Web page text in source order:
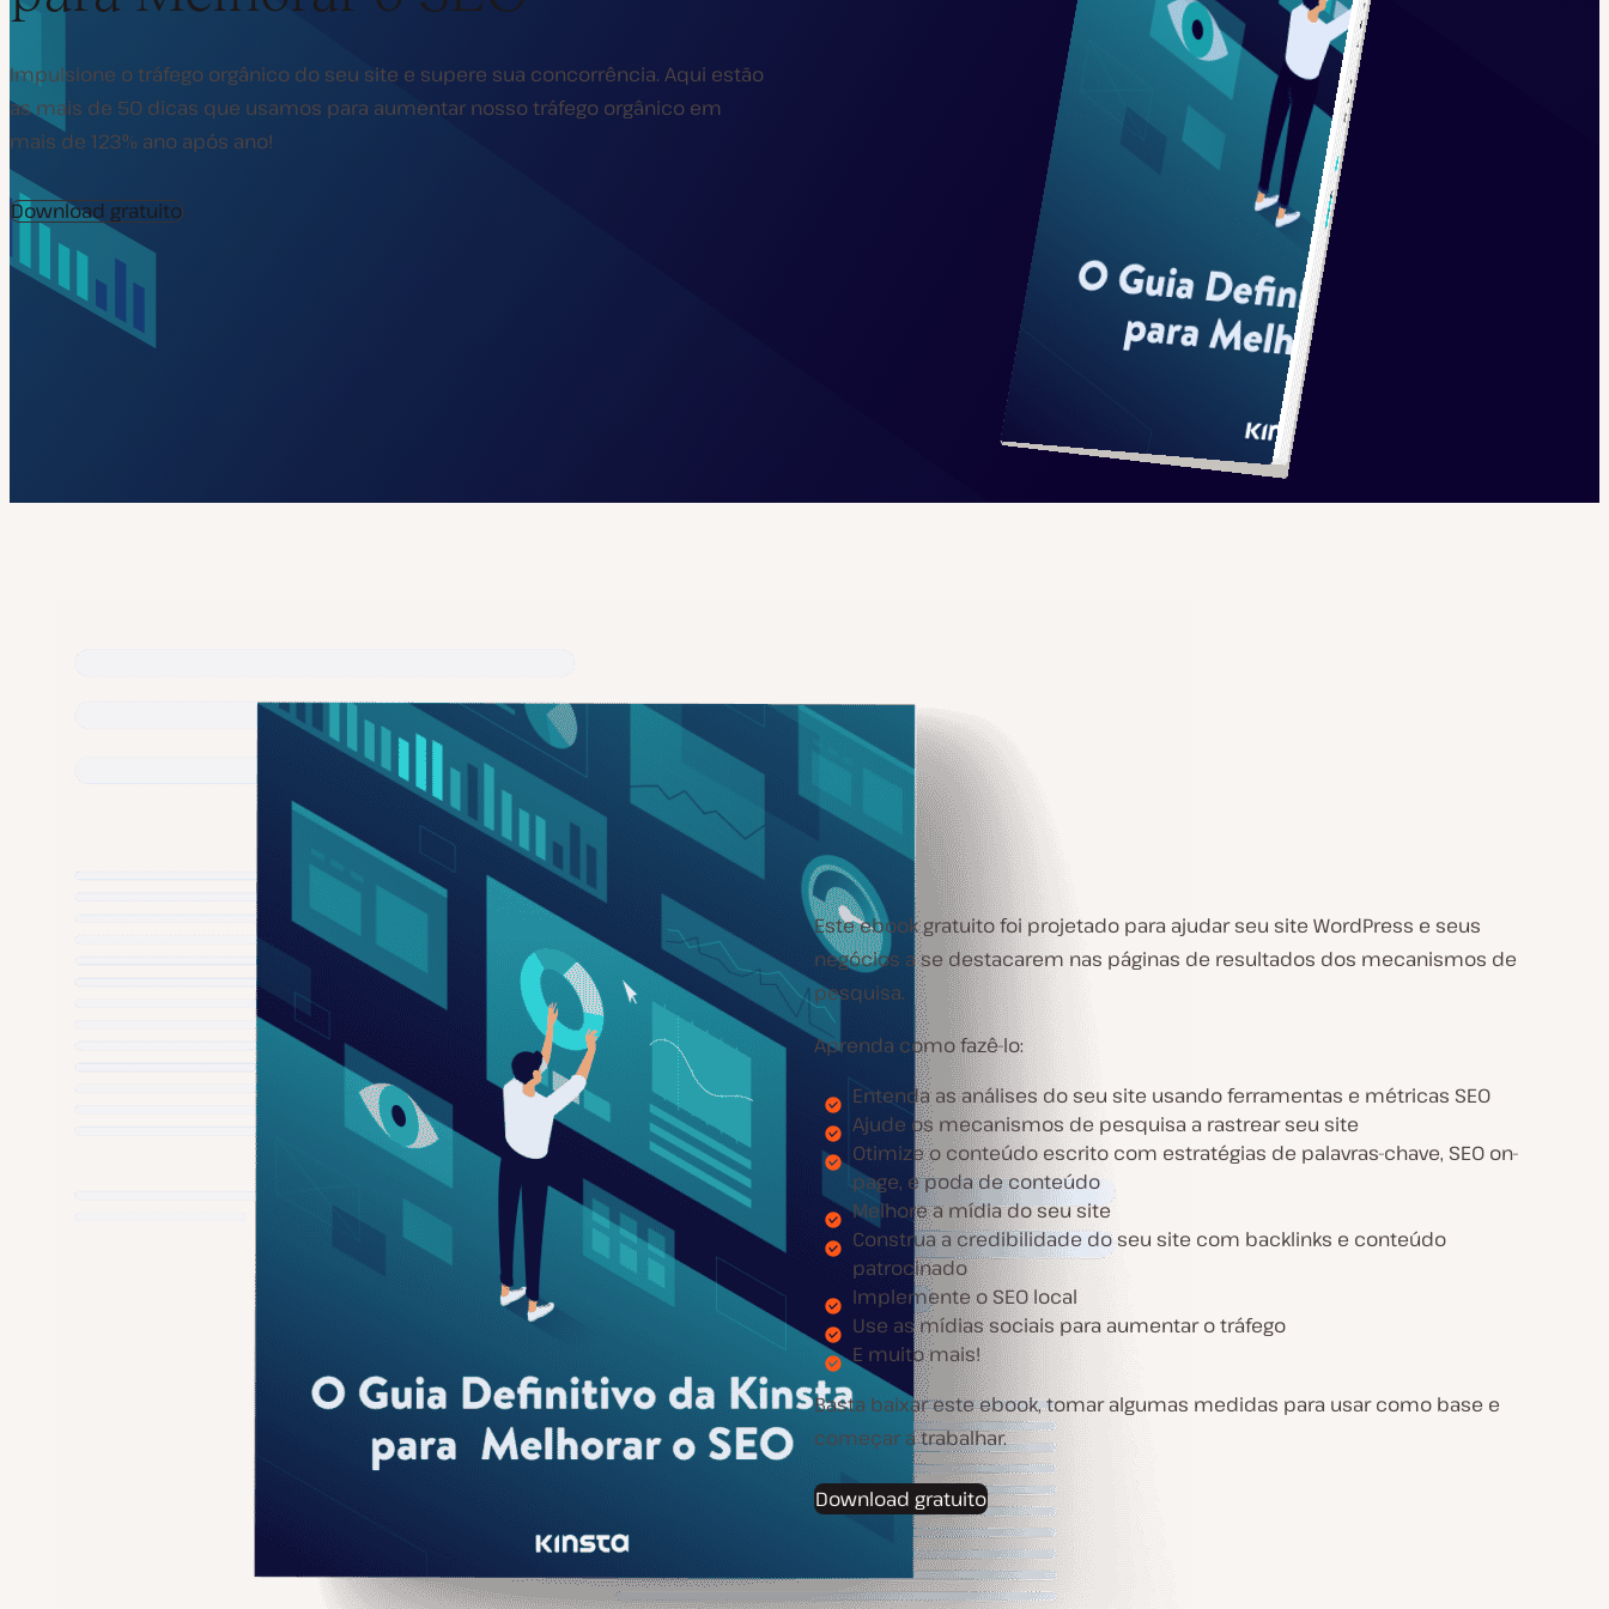
Impulsione o tráfego orgânico do seu site e supere sua concorrência. Aqui estão
as mais de 50 dicas que usamos para aumentar nosso tráfego orgânico em
mais de 123% ano após ano!
Download gratuito
Este ebook gratuito foi projetado para ajudar seu site WordPress e seus
negócios a se destacarem nas páginas de resultados dos mecanismos de
pesquisa.
Aprenda como fazê-lo:
Entenda as análises do seu site usando ferramentas e métricas SEO
Ajude os mecanismos de pesquisa a rastrear seu site
Otimize o conteúdo escrito com estratégias de palavras-chave, SEO on-
page, e poda de conteúdo
Melhore a mídia do seu site
Construa a credibilidade do seu site com backlinks e conteúdo
patrocinado
Implemente o SEO local
Use as mídias sociais para aumentar o tráfego
E muito mais!
Basta baixar este ebook, tomar algumas medidas para usar como base e
começar a trabalhar.
Download gratuito